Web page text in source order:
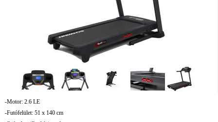
-Motor: 2.6 LE
-Futófelület: 51 x 140 cm